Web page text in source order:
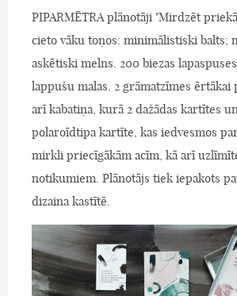
PIPARMĒTRA plānotāji "Mirdzēt
cieto vāku toņos: minimālistiski balts;
askētiski melns. 200 biezas
lappušu malas. 2 grāmatzīmes ērtākai
arī kabatiņa, kurā 2 dažādas kartītes
polaroīdtipa kartīte, kas iedvesmos
mirkli priecīgākām acīm, kā arī
notikumiem. Plānotājs tiek iepakots
dizaina kastītē.